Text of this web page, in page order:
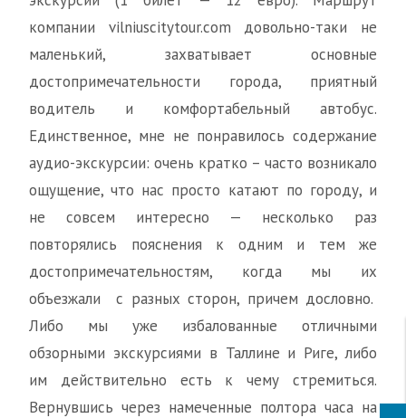
компании vilniuscitytour.com довольно-таки не
маленький, захватывает основные
достопримечательности города, приятный
водитель и комфортабельный автобус.
Единственное, мне не понравилось содержание
аудио-экскурсии: очень кратко – часто возникало
ощущение, что нас просто катают по городу, и
не совсем интересно — несколько раз
повторялись пояснения к одним и тем же
достопримечательностям, когда мы их
объезжали с разных сторон, причем дословно.
Либо мы уже избалованные отличными
обзорными экскурсиями в Таллине и Риге, либо
им действительно есть к чему стремиться.
Вернувшись через намеченные полтора часа на